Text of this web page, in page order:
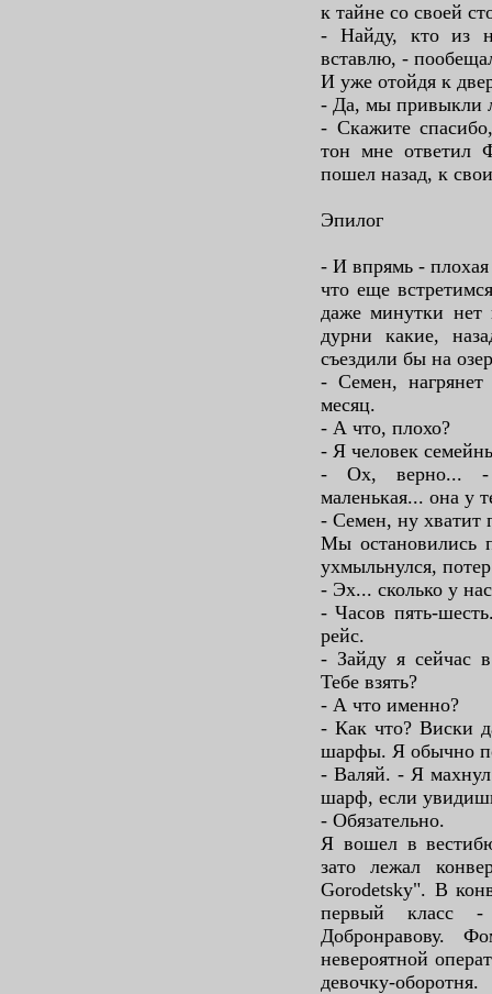
к тайне со своей
- Найду, кто из
вставлю, -
И уже отойдя к
- Да, мы привыкли
- Скажите
тон мне ответил
пошел назад, к
Эпилог
- И впрямь - плохая
что еще
даже минутки
дурни какие,
съездили бы на
- Семен,
месяц.
- А что, плохо?
- Я человек
- Ох, верно... -
маленькая... она у
- Семен, ну хватит
Мы остановились
ухмыльнулся,
- Эх... сколько у
- Часов пять-
рейс.
- Зайду я сейчас
Тебе взять?
- А что именно?
- Как что? Виски
шарфы. Я обычно
- Валяй. - Я
шарф, если
- Обязательно.
Я вошел в
зато лежал
Gorodetsky". В
первый класс
Добронравову.
невероятной
девочку-оборотня.